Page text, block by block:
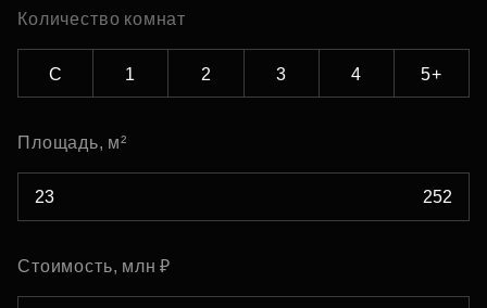
Количество комнат
С 1 2 3 4 5+
Площадь, м²
Стоимость, млн ₽